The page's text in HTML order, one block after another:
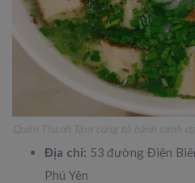
Địa chỉ: 53 đường Điện
Phú Yên